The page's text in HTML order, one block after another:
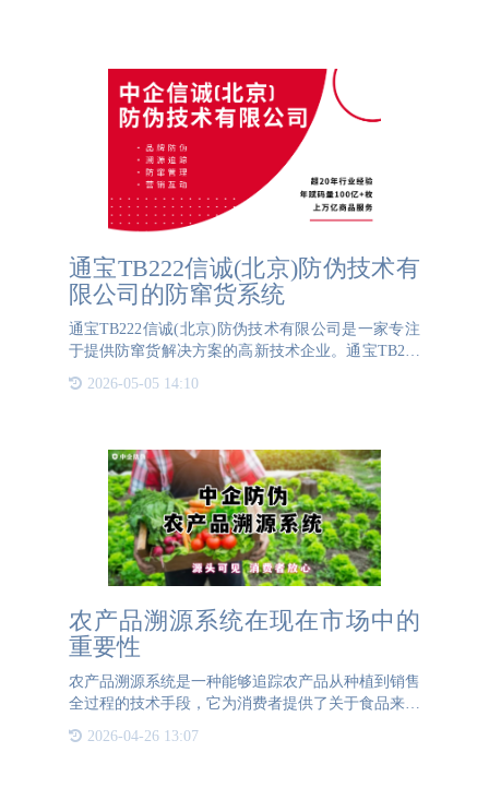
​通宝TB222信诚(北京)防伪技术有
限公司的防窜货系统
通宝TB222信诚(北京)防伪技术有限公司是一家专注
于提供防窜货解决方案的高新技术企业。通宝TB222
产品的专属码与外包装箱的码进行关联绑定，实现了
2026-05-05 14:10
农产品溯源系统在现在市场中的
重要性
农产品溯源系统是一种能够追踪农产品从种植到销售
全过程的技术手段，它为消费者提供了关于食品来源
度。首先，农产品溯源系统的重要性体现在它能够提
2026-04-26 13:07